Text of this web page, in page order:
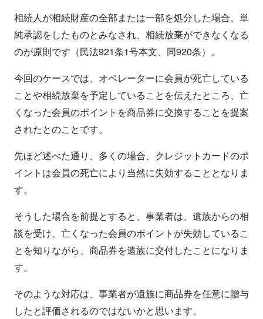
相続人が相続財産の全部または一部を処分した場合、単
純承認をしたものとみなされ、相続放棄ができなくなる
のが原則です（民法921条1号本文、同920条）。
今回のケースでは、オペレーターに会員が死亡している
ことや相続放棄を予定していることを伝えたところ、亡
くなった会員のポイントを商品券に交換することを提案
されたとのことです。
先ほど述べた通り、多くの場合、クレジットカードのポ
イントは会員の死亡により当然に失効することとなりま
す。
そうした場合を前提とすると、事業者は、遺族からの相
談を受け、亡くなった会員のポイントが失効しているこ
とを知りながら、商品券を遺族に交付したことになりま
す。
そのような対応は、事業者が遺族に商品券を任意に贈与
したと評価されるのではないかと思います。